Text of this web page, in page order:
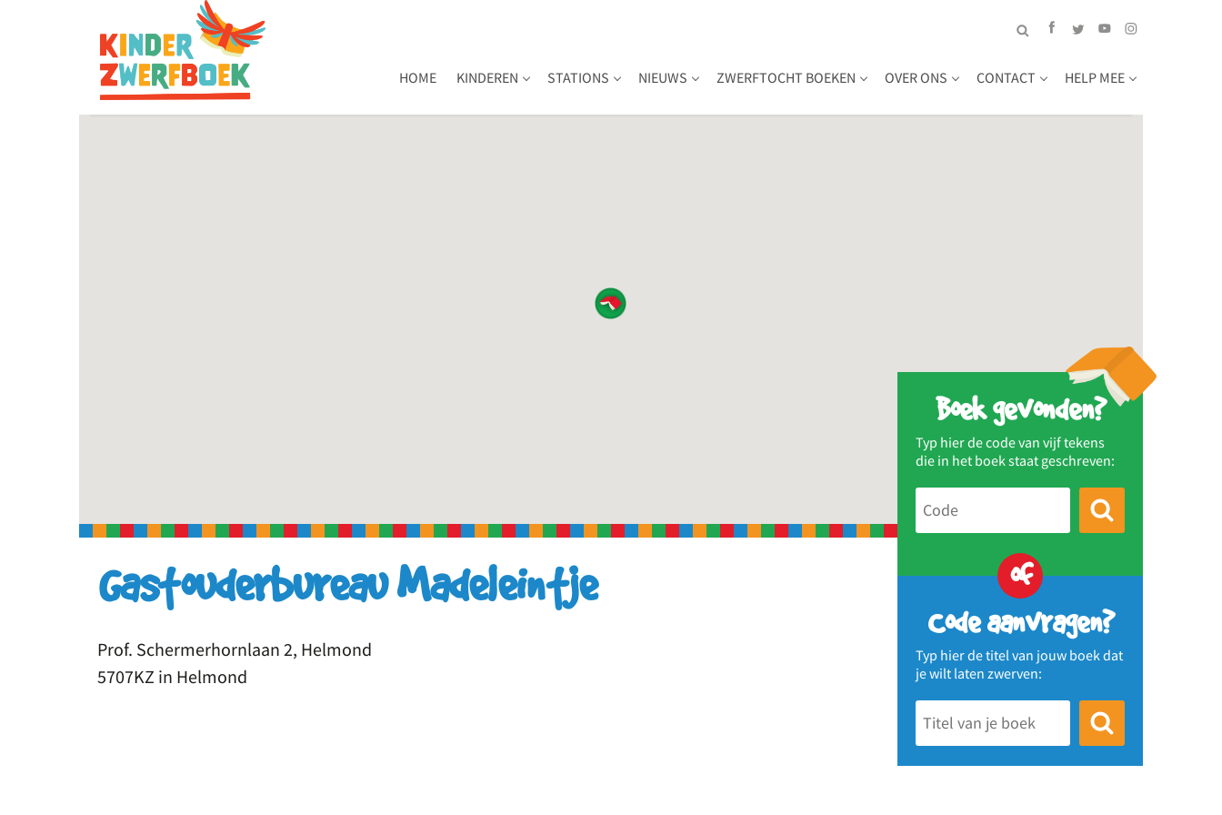
HOME KINDEREN STATIONS NIEUWS ZWERFTOCHT BOEKEN OVER ONS CONTACT HELP MEE
Boek gevonden?
Typ hier de code van vijf tekens
die in het boek staat geschreven:
of
Code aanvragen?
Typ hier de titel van jouw boek dat
je wilt laten zwerven:
Gastouderbureau Madeleintje
Prof. Schermerhornlaan 2, Helmond
5707KZ in Helmond